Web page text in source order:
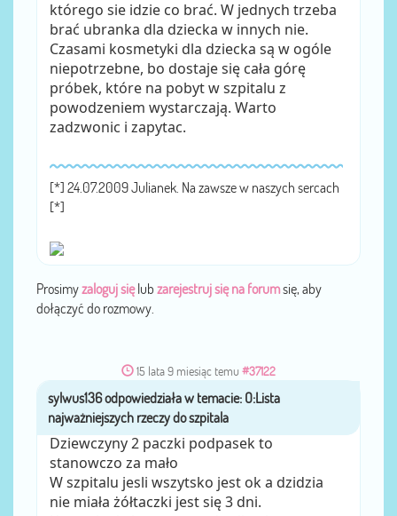
którego sie idzie co brać. W jednych trzeba
brać ubranka dla dziecka w innych nie.
Czasami kosmetyki dla dziecka są w ogóle
niepotrzebne, bo dostaje się cała górę
próbek, które na pobyt w szpitalu z
powodzeniem wystarczają. Warto
zadzwonic i zapytac.
[*] 24.07.2009 Julianek. Na zawsze w naszych sercach
[*]
Prosimyzaloguj sięlub zarejestruj się na forumsię, aby
dołączyć do rozmowy.
15 lata 9 miesiąc temu #37122
przezsylwus136
Dziewczyny 2 paczki podpasek to
stanowczo za mało
W szpitalu jesli wszytsko jest ok a dzidzia
nie miała żółtaczki jest się 3 dni.